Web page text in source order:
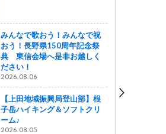
みんなで歌おう！みんなで祝
おう！長野県150周年記念祭
典 東信会場へ是非お越しく
ださい！
2026.08.06
【上田地域振興局登山部】根
子岳ハイキング＆ソフトクリ
ーム♪
2026.08.05